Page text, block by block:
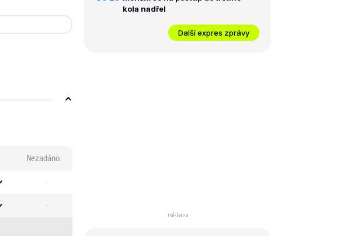
Nezadáno
-
-
kola nadřel
Další expres zprávy